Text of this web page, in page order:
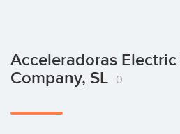
Acceleradoras
Company, SL
0